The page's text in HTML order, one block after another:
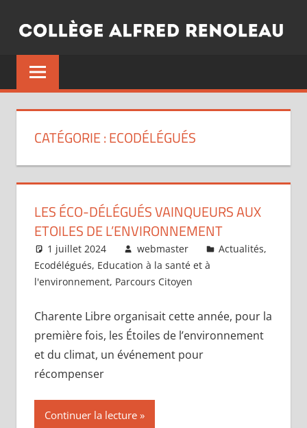
CATÉGORIE :ECODÉLÉGUÉS
LES ÉCO-DÉLÉGUÉS VAINQUEURS AUX
ETOILES DE L’ENVIRONNEMENT
1 juillet 2024 webmaster Actualités,
Ecodélégués, Education à la santé et à
l'environnement, Parcours Citoyen
Charente Libre organisait cette année, pour la
première fois, les Étoiles de l’environnement
et du climat, un événement pour
récompenser
Continuer la lecture